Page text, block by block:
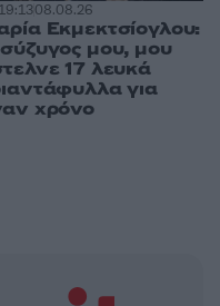
19:1308.08.26
Εκμεκτσίογλου:
μου, μου
17 λευκά
για
χρόνο